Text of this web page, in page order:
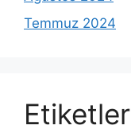
Temmuz 2024
Etiketler